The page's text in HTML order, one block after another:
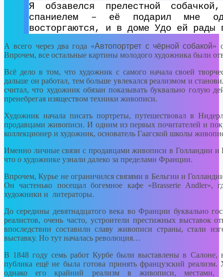
Я обзавелся прелестной собачкой,
спаниелем – её подарил мне
восторгаются, и в доме Удо ей рады
А всего через два года «Автопортрет с чёрной собакой»
Впрочем, все остальные картины молодого художника были
Всё дело в том, что художник с самого начала своей
дальше он работал, тем больше увлекался реализмом и
считал, что художник обязан показывать буквально голую
пренебрегая изяществом техники живописи.
Художник начала писать портреты, путешествовал в
продавцами живописи. И одним из первых почитателей и
коллекционер и художник, основатель Гаагской школы
Именно личные связи с продавцами живописи в Голландии и
что о художнике узнали далеко за пределами Франции.
Впрочем, Курье не ограничился связями в Бельгии и
Он частенько посещал богемное кафе «Brasserie Andler»,
художники и литераторы.
До середины девятнадцатого века во Франции буквально
реалистов, очень часто, устроители престижных выставок
впоследствии составили славу живописи страны, стали
выставку. Но тут началась революция…
В 1848 году семь работ Курбе были выставлены в Салоне,
публика ещё не была готова принять французский
однако его крайний реализм в живописи, местами,